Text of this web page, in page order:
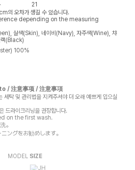
21
의 오차가 생길 수 있습니다.
depending on the measuring
살색(Skin), 네이비(Navy), 자주색(Wine), 챠
(Black)
100%
/ 注意事项 / 注意事項
세탁 및 관리법을 지켜주셔야 더 오래 예쁘게 입으실
드라이크리닝을 권장합니다.
on the first wash.
。
ングをお勧めします。
MODEL SIZE